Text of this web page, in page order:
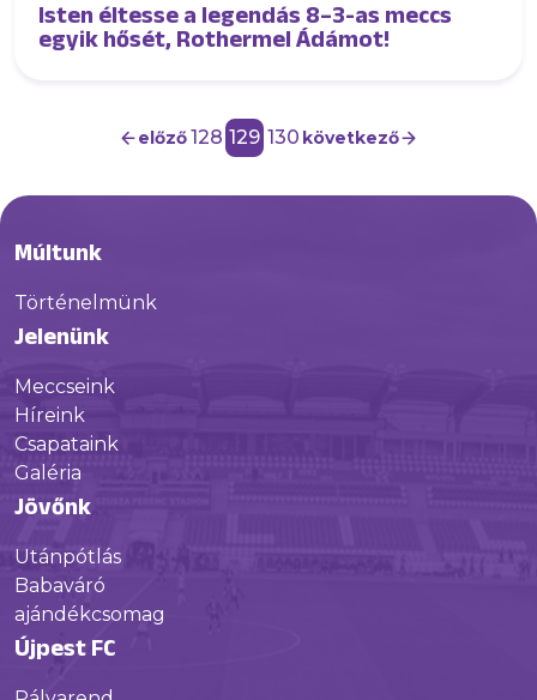
Isten éltesse a legendás 8–3-as meccs
egyik hősét, Rothermel Ádámot!
előző128 129 130 következő
Múltunk
Történelmünk
Jelenünk
Meccseink
Híreink
Csapataink
Galéria
Jövőnk
Utánpótlás
Babaváró
ajándékcsomag
Újpest FC